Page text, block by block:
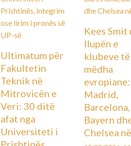
Ultimatum për
Fakultetin
Teknik në
Mitrovicën e
Veri: 30 ditë
afat nga
Universiteti i
Kees Smit
llupën e
klubeve të
mëdha
evropiane:
Madrid,
Barcelona,
Bayern
Chelsea